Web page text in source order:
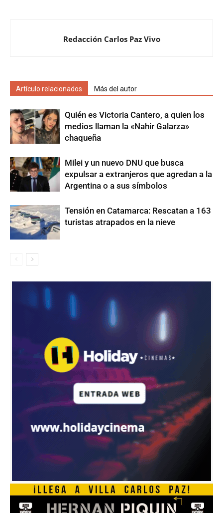
Redacción Carlos Paz Vivo
Artículo relacionados Más del autor
Quién es Victoria Cantero, a quien los
medios llaman la «Nahir Galarza»
chaqueña
Milei y un nuevo DNU que busca
expulsar a extranjeros que agredan a la
Argentina o a sus símbolos
Tensión en Catamarca: Rescatan a 163
turistas atrapados en la nieve